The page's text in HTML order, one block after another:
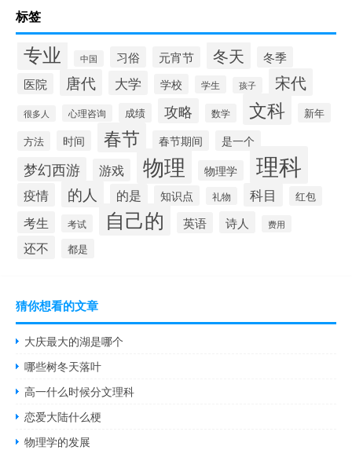
标签
专业 中国 习俗 元宵节 冬天
冬季
医院
唐代 大学 学校 学生 孩子 宋代
很多人 心理咨询 成绩 攻略 数学 文科
新年
方法
时间 春节 春节期间 是一个
梦幻西游 游戏 物理 物理学 理科
疫情 的人 的是 知识点 礼物 科目 红包
考生 考试 自己的 英语 诗人 费用
还不 都是
猜你想看的文章
大庆最大的湖是哪个
哪些树冬天落叶
高一什么时候分文理科
恋爱大陆什么梗
物理学的发展